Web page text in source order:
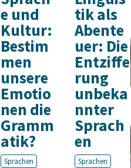
e und
Kultur:
Bestim
men
unsere
Emotio
nen die
Gramm
atik?
Sprachen
tik als
Abente
uer: Die
Entziffe
rung
unbeka
nnter
Sprach
en
Sprachen